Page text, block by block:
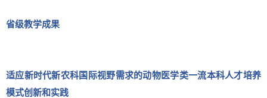
省级教学成果
适应新时代新农科国际视野需求的动物医学类一流本科人才培养
模式创新和实践